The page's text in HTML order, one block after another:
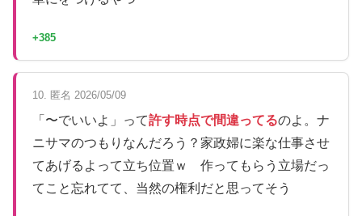
+385
10. 匿名 2026/05/09
「〜でいいよ」って許す時点で間違ってるのよ。ナ
ニサマのつもりなんだろう？家政婦に楽な仕事させ
てあげるよって立ち位置ｗ 作ってもらう立場だっ
てこと忘れてて、当然の権利だと思ってそう